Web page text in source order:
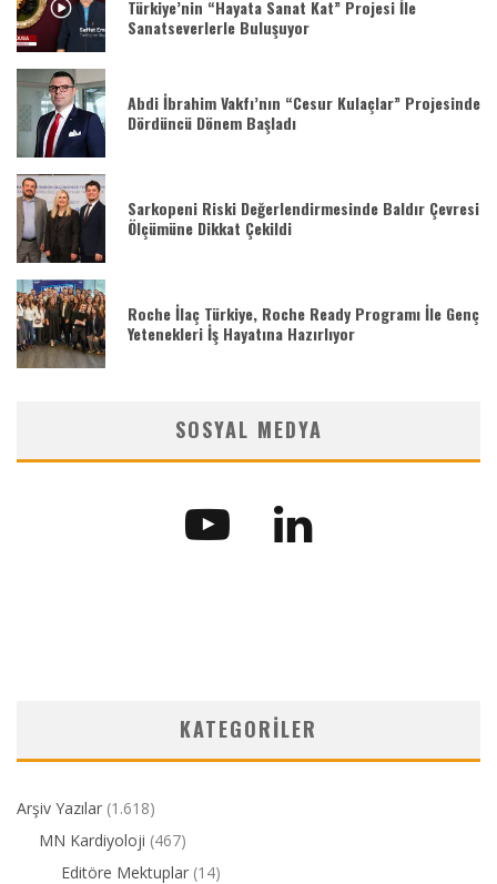
Türkiye’nin “Hayata Sanat Kat” Projesi İle
Sanatseverlerle Buluşuyor
Abdi İbrahim Vakfı’nın “Cesur Kulaçlar” Projesinde
Dördüncü Dönem Başladı
Sarkopeni Riski Değerlendirmesinde Baldır Çevresi
Ölçümüne Dikkat Çekildi
Roche İlaç Türkiye, Roche Ready Programı İle Genç
Yetenekleri İş Hayatına Hazırlıyor
SOSYAL MEDYA
KATEGORILER
Arşiv Yazılar (1.618)
MN Kardiyoloji (467)
Editöre Mektuplar (14)